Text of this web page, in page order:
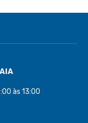
às 13:00